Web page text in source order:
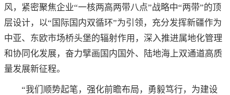
风，紧密聚焦企业“一核两高两带八点”战略中“两带”的顶
层设计，以“国际国内双循环”为引领，充分发挥新疆作为
中亚、东欧市场桥头堡的辐射作用，深入推进属地化管理
和协同化发展，奋力擘画国内国外、陆地海上双通道高质
量发展新征程。
“我们顺势起笔，强化前瞻布局，勇毅笃行，为建设